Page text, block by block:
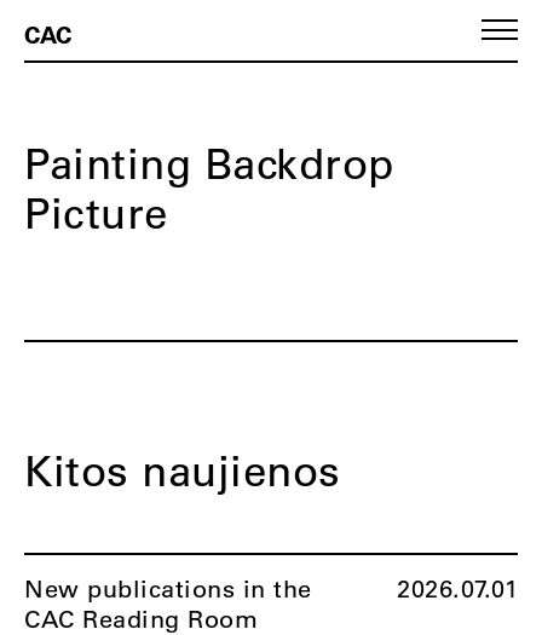
CAC
Painting Backdrop
Picture
Kitos naujienos
New publications in the
CAC Reading Room
2026.07.01